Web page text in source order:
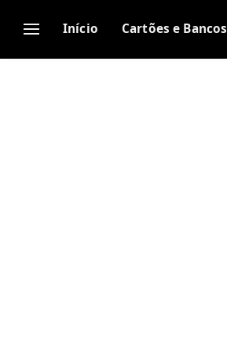
Início Cartões e Bancos